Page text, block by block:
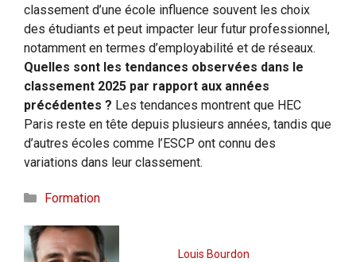
classement d’une école influence souvent les choix
des étudiants et peut impacter leur futur professionnel,
notamment en termes d’employabilité et de réseaux.
Quelles sont les tendances observées dans le
classement 2025 par rapport aux années
précédentes ? Les tendances montrent que HEC
Paris reste en tête depuis plusieurs années, tandis que
d’autres écoles comme l’ESCP ont connu des
variations dans leur classement.
Catégories
Formation
Louis Bourdon